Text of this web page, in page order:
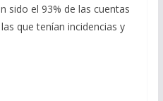
sido el 93% de las cuentas
que tenían incidencias y